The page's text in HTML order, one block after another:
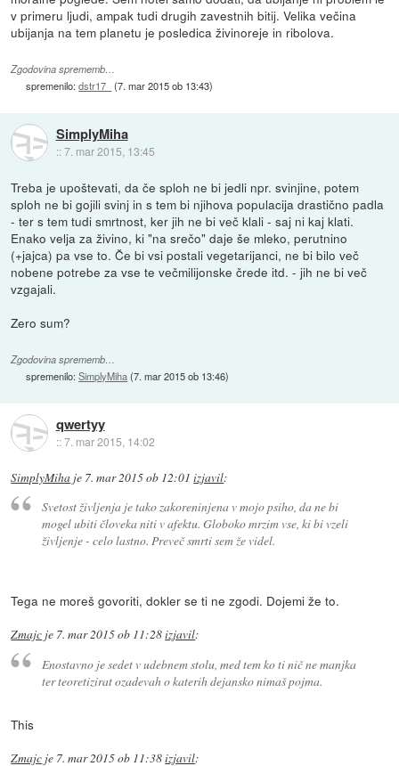
v primeru ljudi, ampak tudi drugih zavestnih bitij. Velika večina
ubijanja na tem planetu je posledica živinoreje in ribolova.
Zgodovina sprememb…
spremenilo:dstr17_ (7. mar 2015 ob 13:43)
SimplyMiha
::7. mar 2015, 13:45
Treba je upoštevati, da če sploh ne bi jedli npr. svinjine, potem
sploh ne bi gojili svinj in s tem bi njihova populacija drastično padla
- ter s tem tudi smrtnost, ker jih ne bi več klali - saj ni kaj klati.
Enako velja za živino, ki "na srečo" daje še mleko, perutnino
(+jajca) pa vse to. Če bi vsi postali vegetarijanci, ne bi bilo več
nobene potrebe za vse te večmilijonske črede itd. - jih ne bi več
vzgajali.
Zero sum?
Zgodovina sprememb…
spremenilo:SimplyMiha(7. mar 2015 ob 13:46)
qwertyy
::7. mar 2015, 14:02
SimplyMiha je 7. mar 2015 ob 12:01 izjavil:
Svetost življenja je tako zakoreninjena v mojo psiho, da ne bi
mogel ubiti človeka niti v afektu. Globoko mrzim vse, ki bi vzeli
življenje - celo lastno. Preveč smrti sem že videl.
Tega ne moreš govoriti, dokler se ti ne zgodi. Dojemi že to.
Zmajc je 7. mar 2015 ob 11:28izjavil:
Enostavno je sedet v udebnem stolu, med tem ko ti nič ne manjka
ter teoretizirat ozadevah o katerih dejansko nimaš pojma.
This
Zmajc je 7. mar 2015 ob 11:38izjavil: